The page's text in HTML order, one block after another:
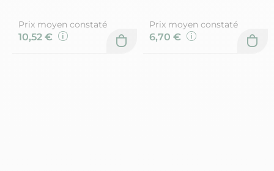
Prix moyen constaté
10,52 €
Prix moyen constaté
6,70 €